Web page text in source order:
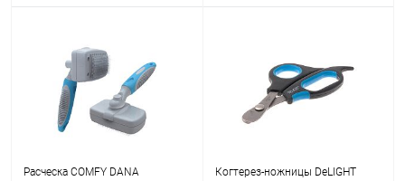
Расческа COMFY DANA
Когтерез-ножницы DeLIGHT